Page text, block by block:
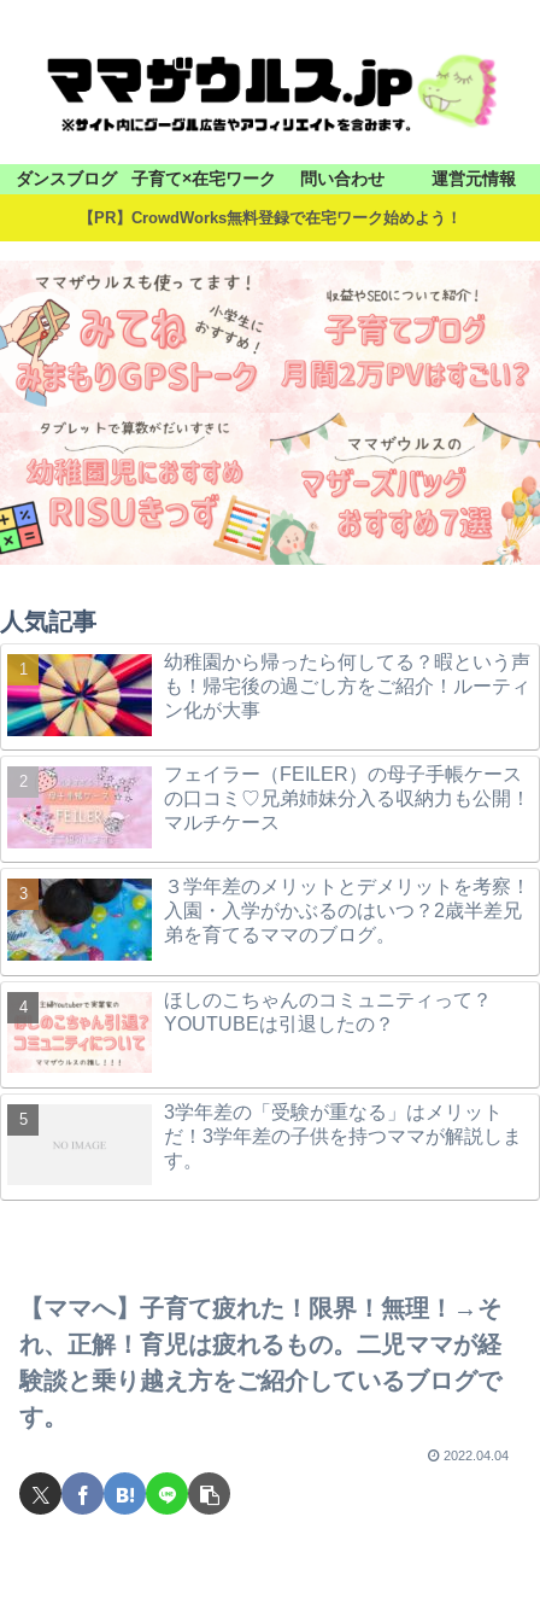
ダンスブログ 子育て×在宅ワーク 問い合わせ 運営元情報
【PR】CrowdWorks無料登録で在宅ワーク始めよう！
人気記事
幼稚園から帰ったら何してる？暇という声
も！帰宅後の過ごし方をご紹介！ルーティ
ン化が大事
フェイラー（FEILER）の母子手帳ケース
の口コミ♡兄弟姉妹分入る収納力も公開！
マルチケース
３学年差のメリットとデメリットを考察！
入園・入学がかぶるのはいつ？2歳半差兄
弟を育てるママのブログ。
ほしのこちゃんのコミュニティって？
YOUTUBEは引退したの？
3学年差の「受験が重なる」はメリット
だ！3学年差の子供を持つママが解説しま
す。
【ママへ】子育て疲れた！限界！無理！→そ
れ、正解！育児は疲れるもの。二児ママが経
験談と乗り越え方をご紹介しているブログで
す。
2022.04.04